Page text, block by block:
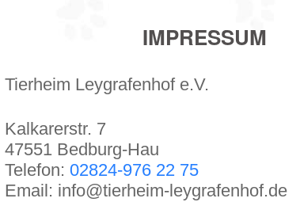
IMPRESSUM
Tierheim Leygrafenhof e.V.
Kalkarerstr. 7
47551 Bedburg-Hau
Telefon: 02824-976 22 75
Email: info@tierheim-leygrafenhof.de